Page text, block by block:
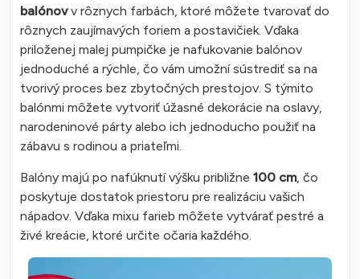
balónovv rôznych farbách, ktoré môžete tvarovať do
rôznych zaujímavých foriem a postavičiek. Vďaka
priloženej malej pumpičke je nafukovanie balónov
jednoduché a rýchle, čo vám umožní sústrediť sa na
tvorivý proces bez zbytočných prestojov. S týmito
balónmi môžete vytvoriť úžasné dekorácie na oslavy,
narodeninové párty alebo ich jednoducho použiť na
zábavu s rodinou a priateľmi.
Balóny majú po nafúknutí výšku približne 100 cm, čo
poskytuje dostatok priestoru pre realizáciu vašich
nápadov. Vďaka mixu farieb môžete vytvárať pestré a
živé kreácie, ktoré určite očaria každého.